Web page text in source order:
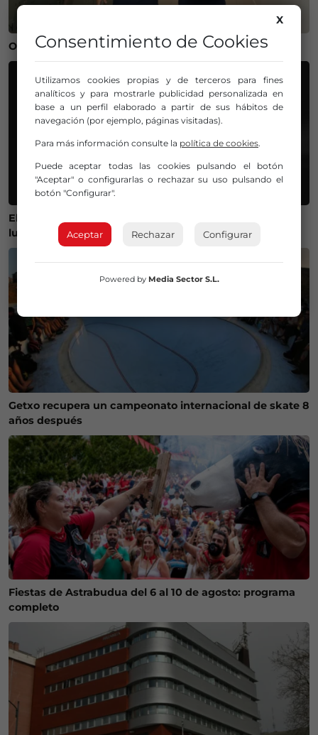
Operación salida para Andoni Gorosabel
El Gobierno lanza un visor web para encontrar el mejor
lugar donde ver el eclipse solar del 12 de agosto
Getxo recupera un campeonato internacional de skate 8
años después
Fiestas de Astrabudua del 6 al 10 de agosto: programa
completo
X
Consentimiento de Cookies
Utilizamos cookies propias y de terceros para fines
analíticos y para mostrarle publicidad personalizada en
base a un perfil elaborado a partir de sus hábitos de
navegación (por ejemplo, páginas visitadas).
Para más información consulte la política de cookies.
Puede aceptar todas las cookies pulsando el botón
"Aceptar" o configurarlas o rechazar su uso pulsando el
botón "Configurar".
Aceptar Rechazar Configurar
Powered by Media Sector S.L.